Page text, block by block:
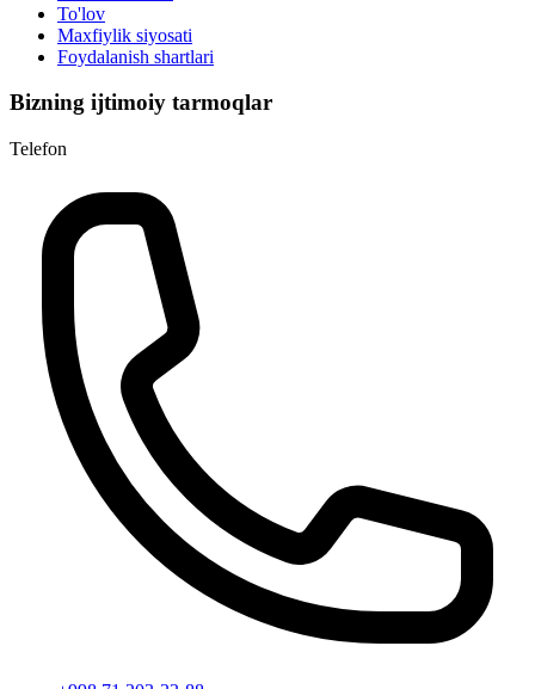
To'lov
Maxfiylik siyosati
Foydalanish shartlari
Bizning ijtimoiy tarmoqlar
Telefon